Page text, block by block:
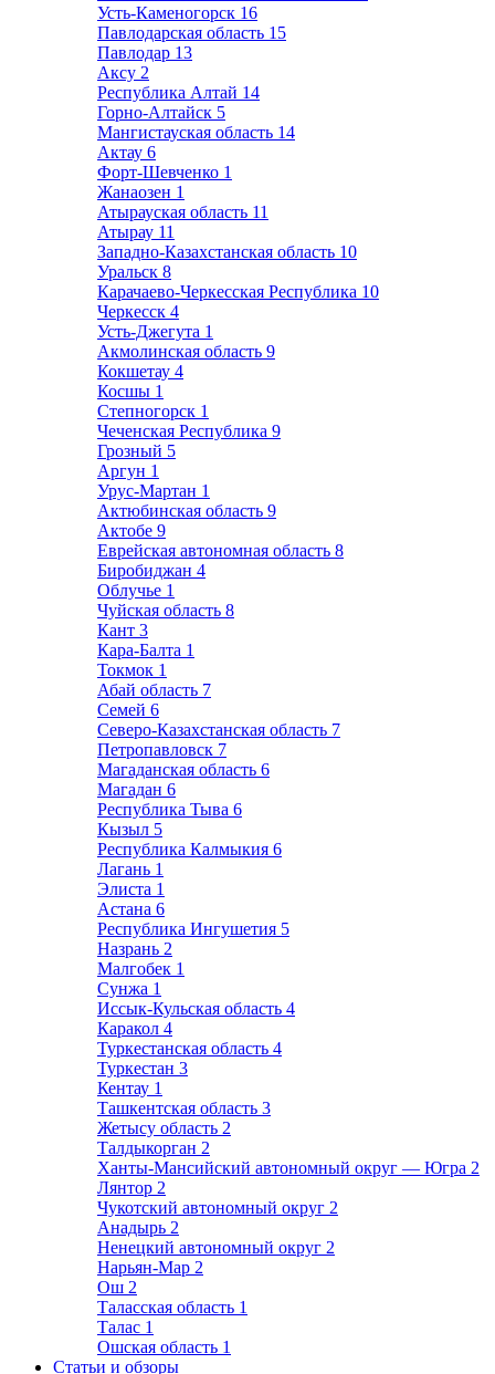
Усть-Каменогорск 16
Павлодарская область 15
Павлодар 13
Аксу 2
Республика Алтай 14
Горно-Алтайск 5
Мангистауская область 14
Актау 6
Форт-Шевченко 1
Жанаозен 1
Атырауская область 11
Атырау 11
Западно-Казахстанская область 10
Уральск 8
Карачаево-Черкесская Республика 10
Черкесск 4
Усть-Джегута 1
Акмолинская область 9
Кокшетау 4
Косшы 1
Степногорск 1
Чеченская Республика 9
Грозный 5
Аргун 1
Урус-Мартан 1
Актюбинская область 9
Актобе 9
Еврейская автономная область 8
Биробиджан 4
Облучье 1
Чуйская область 8
Кант 3
Кара-Балта 1
Токмок 1
Абай область 7
Семей 6
Северо-Казахстанская область 7
Петропавловск 7
Магаданская область 6
Магадан 6
Республика Тыва 6
Кызыл 5
Республика Калмыкия 6
Лагань 1
Элиста 1
Астана 6
Республика Ингушетия 5
Назрань 2
Малгобек 1
Сунжа 1
Иссык-Кульская область 4
Каракол 4
Туркестанская область 4
Туркестан 3
Кентау 1
Ташкентская область 3
Жетысу область 2
Талдыкорган 2
Ханты-Мансийский автономный округ — Югра 2
Лянтор 2
Чукотский автономный округ 2
Анадырь 2
Ненецкий автономный округ 2
Нарьян-Мар 2
Ош 2
Таласская область 1
Талас 1
Ошская область 1
Статьи и обзоры